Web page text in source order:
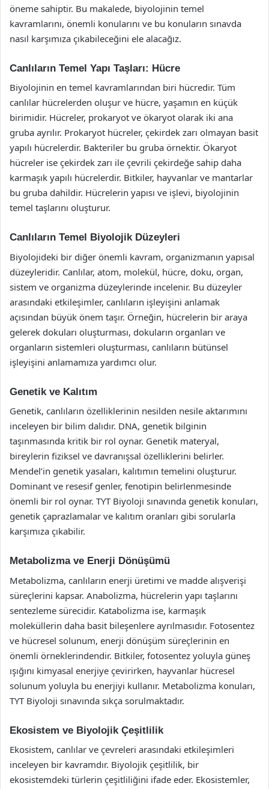
öneme sahiptir. Bu makalede, biyolojinin temel
kavramlarını, önemli konularını ve bu konuların sınavda
nasıl karşımıza çıkabileceğini ele alacağız.
Canlıların Temel Yapı Taşları: Hücre
Biyolojinin en temel kavramlarından biri hücredir. Tüm
canlılar hücrelerden oluşur ve hücre, yaşamın en küçük
birimidir. Hücreler, prokaryot ve ökaryot olarak iki ana
gruba ayrılır. Prokaryot hücreler, çekirdek zarı olmayan basit
yapılı hücrelerdir. Bakteriler bu gruba örnektir. Ökaryot
hücreler ise çekirdek zarı ile çevrili çekirdeğe sahip daha
karmaşık yapılı hücrelerdir. Bitkiler, hayvanlar ve mantarlar
bu gruba dahildir. Hücrelerin yapısı ve işlevi, biyolojinin
temel taşlarını oluşturur.
Canlıların Temel Biyolojik Düzeyleri
Biyolojideki bir diğer önemli kavram, organizmanın yapısal
düzeyleridir. Canlılar, atom, molekül, hücre, doku, organ,
sistem ve organizma düzeylerinde incelenir. Bu düzeyler
arasındaki etkileşimler, canlıların işleyişini anlamak
açısından büyük önem taşır. Örneğin, hücrelerin bir araya
gelerek dokuları oluşturması, dokuların organları ve
organların sistemleri oluşturması, canlıların bütünsel
işleyişini anlamamıza yardımcı olur.
Genetik ve Kalıtım
Genetik, canlıların özelliklerinin nesilden nesile aktarımını
inceleyen bir bilim dalıdır. DNA, genetik bilginin
taşınmasında kritik bir rol oynar. Genetik materyal,
bireylerin fiziksel ve davranışsal özelliklerini belirler.
Mendel’in genetik yasaları, kalıtımın temelini oluşturur.
Dominant ve resesif genler, fenotipin belirlenmesinde
önemli bir rol oynar. TYT Biyoloji sınavında genetik konuları,
genetik çaprazlamalar ve kalıtım oranları gibi sorularla
karşımıza çıkabilir.
Metabolizma ve Enerji Dönüşümü
Metabolizma, canlıların enerji üretimi ve madde alışverişi
süreçlerini kapsar. Anabolizma, hücrelerin yapı taşlarını
sentezleme sürecidir. Katabolizma ise, karmaşık
moleküllerin daha basit bileşenlere ayrılmasıdır. Fotosentez
ve hücresel solunum, enerji dönüşüm süreçlerinin en
önemli örneklerindendir. Bitkiler, fotosentez yoluyla güneş
ışığını kimyasal enerjiye çevirirken, hayvanlar hücresel
solunum yoluyla bu enerjiyi kullanır. Metabolizma konuları,
TYT Biyoloji sınavında sıkça sorulmaktadır.
Ekosistem ve Biyolojik Çeşitlilik
Ekosistem, canlılar ve çevreleri arasındaki etkileşimleri
inceleyen bir kavramdır. Biyolojik çeşitlilik, bir
ekosistemdeki türlerin çeşitliliğini ifade eder. Ekosistemler,